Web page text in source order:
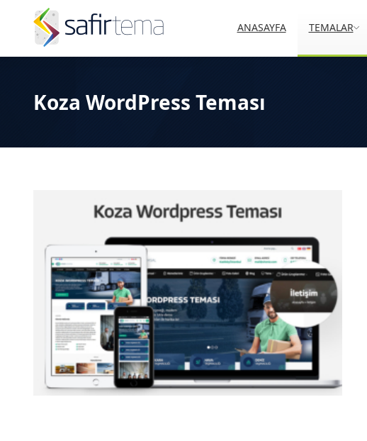
ANASAYFA TEMALAR
Koza WordPress Teması